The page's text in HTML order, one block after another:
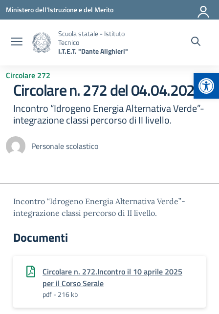
Vai ai contenuti
Vai al menu di navigazione
Vai al footer
Ministero dell'Istruzione e del Merito
Scuola statale - Istituto
Tecnico
I.T.E.T. "Dante Alighieri"
Circolare 272
Circolare n. 272 del 04.04.2025
Incontro “Idrogeno Energia Alternativa Verde”-
integrazione classi percorso di II livello.
Personale scolastico
Incontro “Idrogeno Energia Alternativa Verde”-
integrazione classi percorso di II livello.
Documenti
Circolare n. 272.Incontro il 10 aprile 2025
per il Corso Serale
pdf - 216 kb